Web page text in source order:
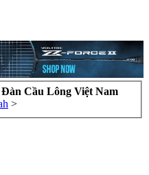
Cầu Lông Việt Nam
>